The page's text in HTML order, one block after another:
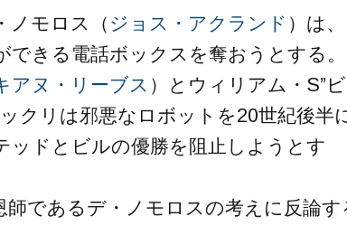
ノモロス（ ジョス・アクランド ）は、
きる電話ボックスを奪おうとする。
アヌ・リーブス ）とウィリアム・S”ビ
クリは邪悪なロボットを20世紀後半
ドとビルの優勝を阻止しようとす
師であるデ・ノモロスの考えに反論す